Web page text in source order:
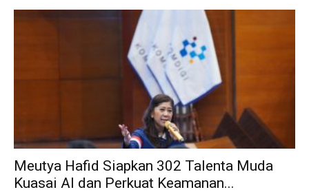
Meutya Hafid Siapkan 302 Talenta Muda
Kuasai AI dan Perkuat Keamanan...